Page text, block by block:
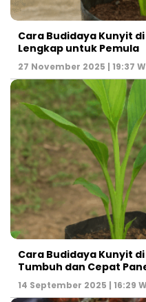
Cara Budidaya Kunyit
Lengkap untuk Pemula
27 November 2025 | 19:37
Cara Budidaya Kunyit
Tumbuh dan Cepat
14 September 2025 | 16:29